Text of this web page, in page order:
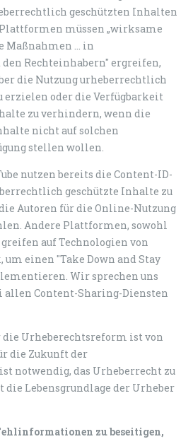
geschützten Inhalten
müssen „wirksame
... in
Rechteinhabern" ergreifen,
die Nutzung urheberrechtlich
erzielen oder die Verfügbarkeit
zu verhindern, wenn die
nicht auf solchen
stellen wollen.
nutzen bereits die Content-ID-
geschützte Inhalte zu
Autoren für die Online-Nutzung
Andere Plattformen, sowohl
auf Technologien von
einen "Take Down and Stay
Wir sprechen uns
allen Content-Sharing-Diensten
Urheberechtsreform ist von
die Zukunft der
notwendig, das Urheberrecht zu
Lebensgrundlage der Urheber
zu beseitigen,